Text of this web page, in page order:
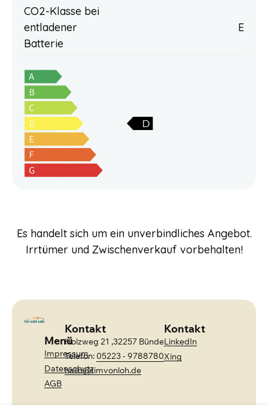
CO2-Klasse bei
entladener
Batterie
E
Es handelt sich um ein unverbindliches Angebot.
Irrtümer und Zwischenverkauf vorbehalten!
Menü
Impressum
Datenschutz
AGB
Kontakt
Holzweg 21 ,32257 Bünde
Telefon: 05223 - 9788780
hallo@timvonloh.de
Kontakt
LinkedIn
Xing